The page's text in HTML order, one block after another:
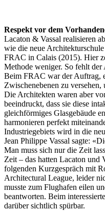
Respekt vor dem
Lacaton & Vassal realisieren
wie die neue
FRAC in Calais (2015). Hier
Methode weniger. So fehlt
Beim FRAC war der Auftrag,
Zwischenebenen zu
Die Architekten waren aber
beeindruckt, dass sie diese
gleichförmiges Glasgebäude
harmonieren perfekt
Industriegebiets wird in die
Jean Philippe Vassal sagte:
Man muss sich nur die Zeit
Zeit – das hatten Lacaton und
folgenden Kurzgespräch mit
Architectural League, leider
musste zum Flughafen eilen
beantworten. Beim
darüber sichtlich spürbar.